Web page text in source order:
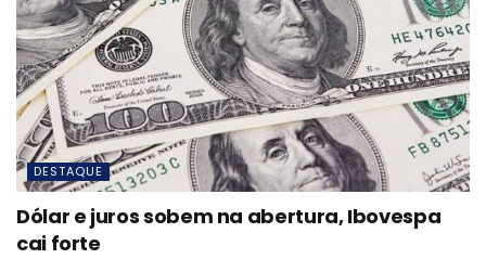
DESTAQUE
Dólar e juros sobem na abertura, Ibovespa
cai forte